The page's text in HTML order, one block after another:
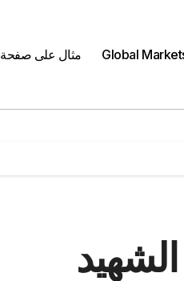
Global مثال على صفحة